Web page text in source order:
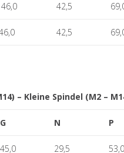
46,0 42,5
42,5
– Kleine Spindel (M2 –
G N P
45,0 29,5 53,0